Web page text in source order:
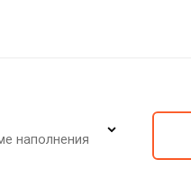
наполнения